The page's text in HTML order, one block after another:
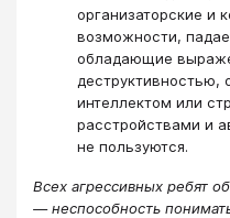
организаторские и
возможности,
обладающие
деструктивностью,
интеллектом или
расстройствами и
не пользуются.
Всех агрессивных ребят
— неспособность